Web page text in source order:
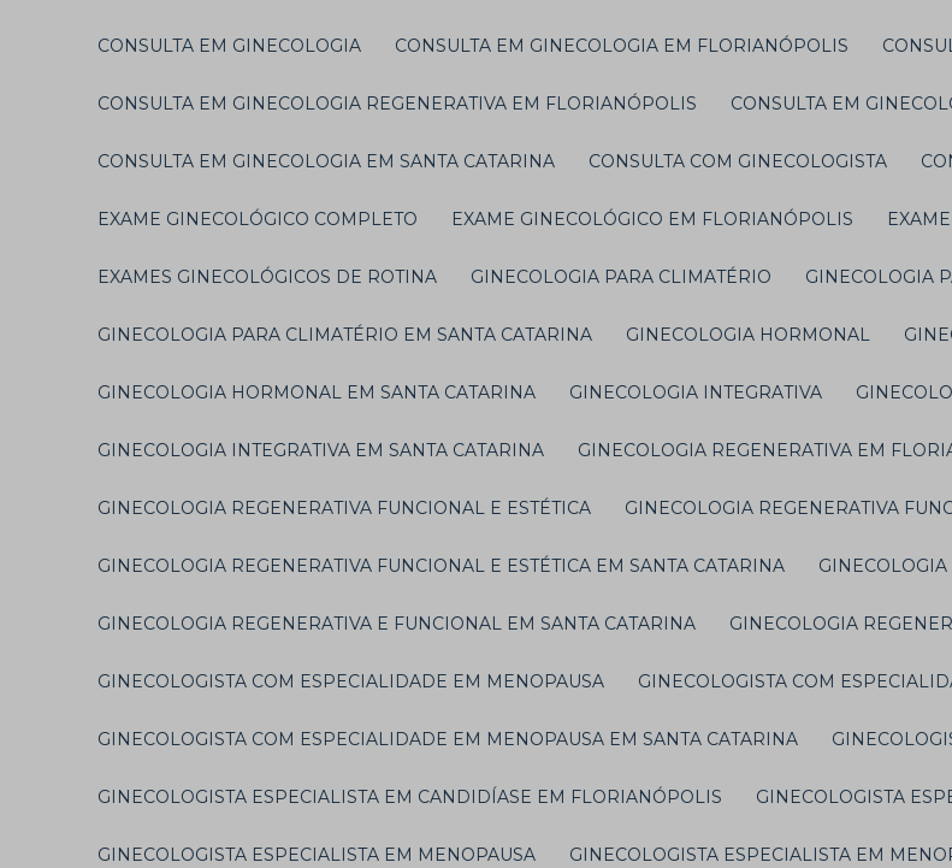
CONSULTA EM GINECOLOGIA CONSULTA EM GINECOLOGIA EM FLORIANÓPOLIS
CONSULTA EM GINECOLOGIA REGENERATIVA EM FLORIANÓPOLIS CONSULTA EM
CONSULTA EM GINECOLOGIA EM SANTA CATARINA CONSULTA COM GINECOLOGISTA
EXAME GINECOLÓGICO COMPLETO EXAME GINECOLÓGICO EM FLORIANÓPOLIS
EXAMES GINECOLÓGICOS DE ROTINA GINECOLOGIA PARA CLIMATÉRIO
GINECOLOGIA PARA CLIMATÉRIO EM SANTA CATARINA GINECOLOGIA HORMONAL
GINECOLOGIA HORMONAL EM SANTA CATARINA GINECOLOGIA INTEGRATIVA
GINECOLOGIA INTEGRATIVA EM SANTA CATARINA GINECOLOGIA REGENERATIVA EM
GINECOLOGIA REGENERATIVA FUNCIONAL E ESTÉTICA GINECOLOGIA REGENERATIVA
GINECOLOGIA REGENERATIVA FUNCIONAL E ESTÉTICA EM SANTA CATARINA
GINECOLOGIA REGENERATIVA E FUNCIONAL EM SANTA CATARINA GINECOLOGIA
GINECOLOGISTA COM ESPECIALIDADE EM MENOPAUSA GINECOLOGISTA COM
GINECOLOGISTA COM ESPECIALIDADE EM MENOPAUSA EM SANTA CATARINA
GINECOLOGISTA ESPECIALISTA EM CANDIDÍASE EM FLORIANÓPOLIS GINECOLOGISTA
GINECOLOGISTA ESPECIALISTA EM MENOPAUSA GINECOLOGISTA ESPECIALISTA EM